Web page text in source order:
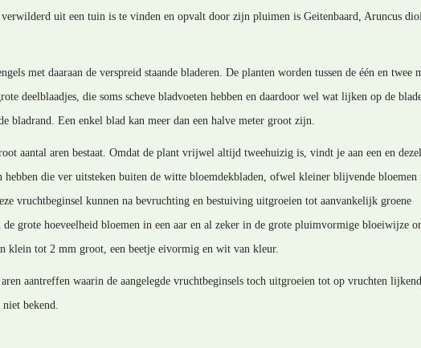
uit een tuin is te vinden en opvalt door zijn pluimen is Geitenbaard, Aruncus
met daaraan de verspreid staande bladeren. De planten worden tussen de één en twee
deelblaadjes, die soms scheve bladvoeten hebben en daardoor wel wat lijken op de
bladrand. Een enkel blad kan meer dan een halve meter groot zijn.
aantal aren bestaat. Omdat de plant vrijwel altijd tweehuizig is, vindt je aan een en
die ver uitsteken buiten de witte bloemdekbladen, ofwel kleiner blijvende bloemen
vruchtbeginsel kunnen na bevruchting en bestuiving uitgroeien tot aanvankelijk groene
grote hoeveelheid bloemen in een aar en al zeker in de grote pluimvormige bloeiwijze
klein tot 2 mm groot, een beetje eivormig en wit van kleur.
aantreffen waarin de aangelegde vruchtbeginsels toch uitgroeien tot op vruchten
bekend.